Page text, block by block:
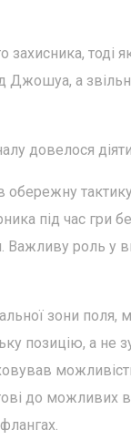
захисника, тоді
Джошуа, а
довелося
під час гри
роль у
зони поля,
позицію, а не
до